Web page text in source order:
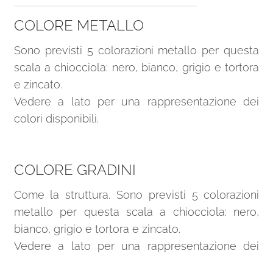
COLORE METALLO
Sono previsti 5 colorazioni metallo per questa
scala a chiocciola: nero, bianco, grigio e tortora
e zincato.
Vedere a lato per una rappresentazione dei
colori disponibili.
COLORE GRADINI
Come la struttura. Sono previsti 5 colorazioni
metallo per questa scala a chiocciola: nero,
bianco, grigio e tortora e zincato.
Vedere a lato per una rappresentazione dei